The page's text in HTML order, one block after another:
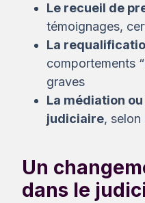
Le recueil de
témoignages,
La
comportements
graves
La médiation
judiciaire, selon
Un
dans le